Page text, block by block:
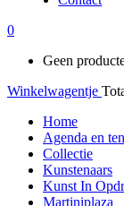
0
Geen
Winkelwagentje
Home
Agenda en
Collectie
Kunstenaars
Kunst In
Martiniplaza